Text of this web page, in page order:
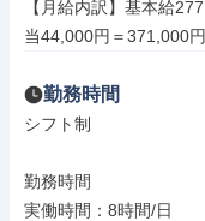
【月給内訳】基本給
当44,000円＝371,000円
勤務時間
シフト制
勤務時間
実働時間：8時間/日